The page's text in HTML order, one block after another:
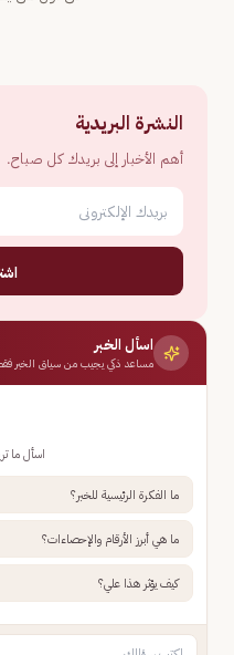
النشرة البريدية
أهم الأخبار إلى بريدك كل صباح.
اسأل الخبر
مساعد ذكي يجيب من سياق الخبر
اسأل ما
ما الفكرة الرئيسية للخبر؟
ما هي أبرز الأرقام والإحصاءات؟
كيف يؤثر هذا علي؟